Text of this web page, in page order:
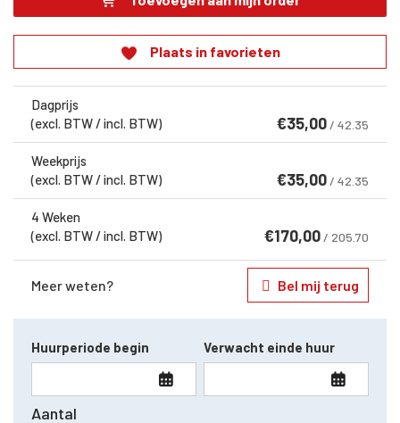
Plaats in favorieten
Dagprijs
(excl. BTW / incl. BTW)
€35,00 / 42.35
Weekprijs
(excl. BTW / incl. BTW)
€35,00 / 42.35
4 Weken
(excl. BTW / incl. BTW)
€170,00 / 205.70
Meer weten? Bel mij terug
Huurperiode begin Verwacht einde huur
Aantal